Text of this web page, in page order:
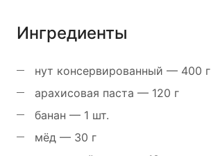
Ингредиенты
нут консервированный — 400 г
арахисовая паста — 120 г
банан — 1 шт.
мёд — 30 г